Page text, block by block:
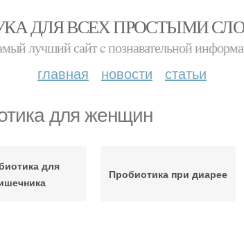
ДЛЯ ВСЕХ ПРОСТЫМИ
лучший сайт c познавательной
главная новости статьи
для женщин
для
Пробиотика при диарее